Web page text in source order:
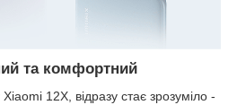
та комфортний
12X, відразу стає зрозуміло -